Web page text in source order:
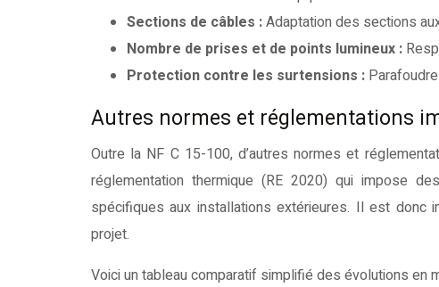
Sections de câbles :Adaptation des sections
Nombre de prises et de points lumineux :
Protection contre les surtensions :
Autres normes et réglementations
Outre la NF C 15-100, d’autres normes et
réglementation thermique (RE 2020) qui impose
spécifiques aux installations extérieures. Il est
projet.
Voici un tableau comparatif simplifié des évolutions en